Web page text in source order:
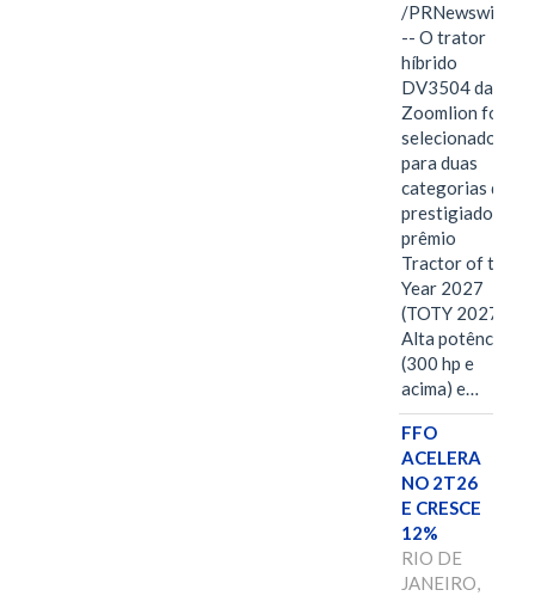
/PRNewswire/
-- O trator
híbrido
DV3504 da
Zoomlion foi
selecionado
para duas
categorias do
prestigiado
prêmio
Tractor of the
Year 2027
(TOTY 2027:
Alta potência
(300 hp e
acima) e…
FFO
ACELERA
NO 2T26
E CRESCE
12%
RIO DE
JANEIRO,